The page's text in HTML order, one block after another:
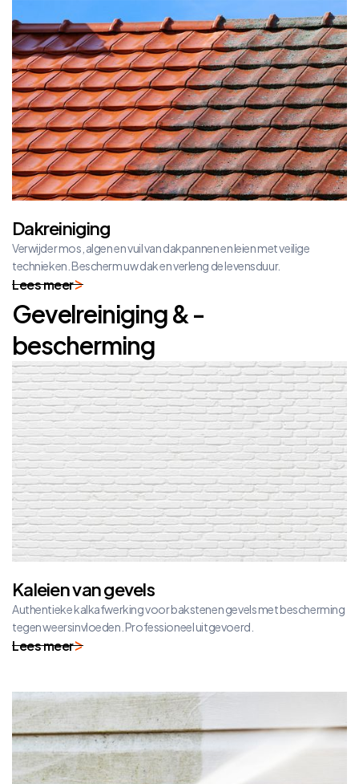
Dakreiniging
Verwijder mos, algen en vuil van dakpannen en leien met veilige
technieken. Bescherm uw dak en verleng de levensduur.
Lees meer
Gevelreiniging & -
bescherming
Kaleien van gevels
Authentieke kalkafwerking voor bakstenen gevels met bescherming
tegen weersinvloeden. Professioneel uitgevoerd.
Lees meer